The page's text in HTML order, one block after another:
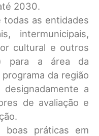
2030.
as entidades
intermunicipais,
cultural e outros
para a área da
da região
a
de avaliação e
boas práticas em